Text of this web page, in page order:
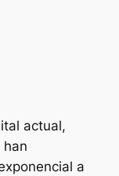
actual,
han
a